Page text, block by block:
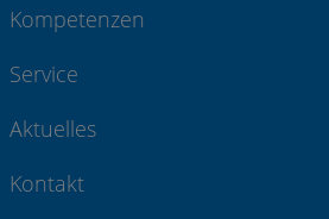
Kompetenzen
Service
Aktuelles
Kontakt